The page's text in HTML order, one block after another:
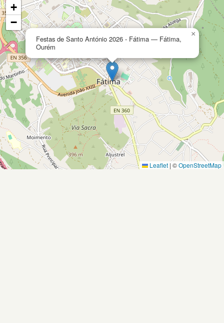
Festas de Santo António 2026 - Fátima — Fátima,
Ourém
×
+
−
Leaflet | ©OpenStreetMap